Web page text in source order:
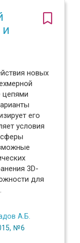
и
новых
цепями
его
условия
3D-
для
А.Б.
№6